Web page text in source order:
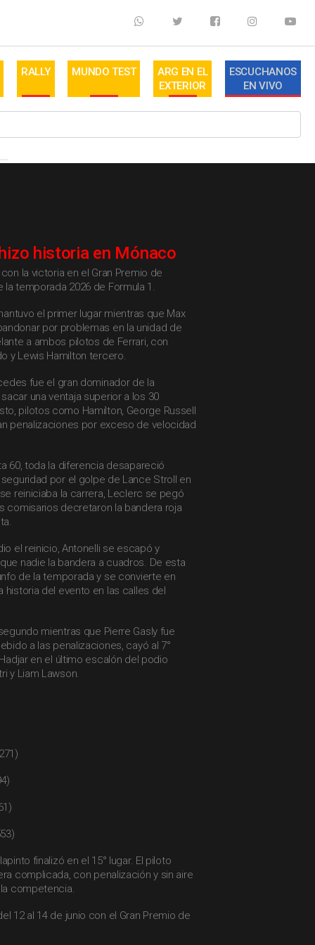
RALLY MUNDO TEST
ARG EN EL
EXTERIOR
ESCUCHANOS
EN VIVO
historia en Mónaco
la victoria en el Gran Premio de
temporada 2026 de Formula 1.
el primer lugar mientras que Max
por problemas en la unidad de
a ambos pilotos de Ferrari, con
y Lewis Hamilton tercero.
fue el gran dominador de la
una ventaja superior a los 30
pilotos como Hamilton, George Russell
penalizaciones por exceso de velocidad
60, toda la diferencia desapareció
por el golpe de Lance Stroll en
reiniciaba la carrera, Leclerc se pegó
comisarios decretaron la bandera roja
el reinicio, Antonelli se escapó y
nadie la bandera a cuadros. De esta
de la temporada y se convierte en
historia del evento en las calles del
mientras que Pierre Gasly fue
a las penalizaciones, cayó al 7°
en el último escalón del podio
y Liam Lawson.
finalizó en el 15° lugar. El piloto
complicada, con penalización y sin aire
competencia.
12 al 14 de junio con el Gran Premio de